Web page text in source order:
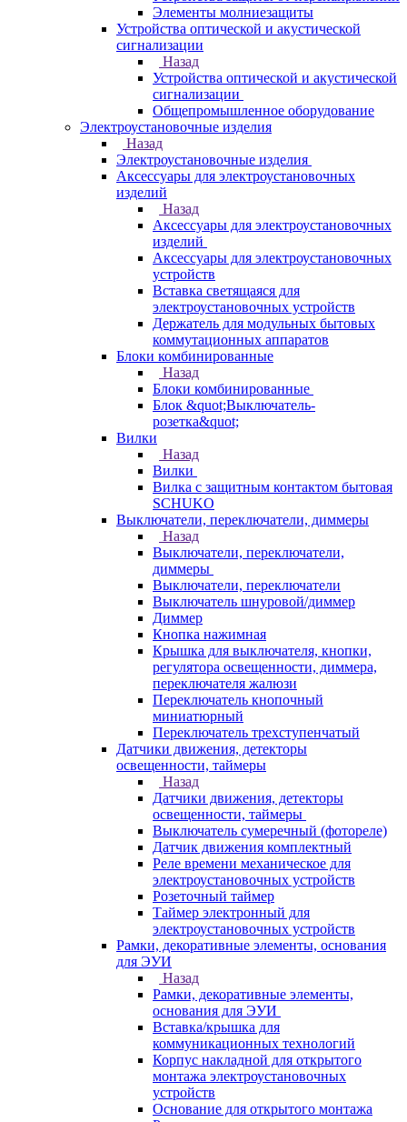
Элементы молниезащиты
Устройства оптической и акустической
сигнализации
Назад
Устройства оптической и акустической
сигнализации
Общепромышленное оборудование
Электроустановочные изделия
Назад
Электроустановочные изделия
Аксессуары для электроустановочных
изделий
Назад
Аксессуары для электроустановочных
изделий
Аксессуары для электроустановочных
устройств
Вставка светящаяся для
электроустановочных устройств
Держатель для модульных бытовых
коммутационных аппаратов
Блоки комбинированные
Назад
Блоки комбинированные
Блок &quot;Выключатель-
розетка&quot;
Вилки
Назад
Вилки
Вилка с защитным контактом бытовая
SCHUKO
Выключатели, переключатели, диммеры
Назад
Выключатели, переключатели,
диммеры
Выключатели, переключатели
Выключатель шнуровой/диммер
Диммер
Кнопка нажимная
Крышка для выключателя, кнопки,
регулятора освещенности, диммера,
переключателя жалюзи
Переключатель кнопочный
миниатюрный
Переключатель трехступенчатый
Датчики движения, детекторы
освещенности, таймеры
Назад
Датчики движения, детекторы
освещенности, таймеры
Выключатель сумеречный (фотореле)
Датчик движения комплектный
Реле времени механическое для
электроустановочных устройств
Розеточный таймер
Таймер электронный для
электроустановочных устройств
Рамки, декоративные элементы, основания
для ЭУИ
Назад
Рамки, декоративные элементы,
основания для ЭУИ
Вставка/крышка для
коммуникационных технологий
Корпус накладной для открытого
монтажа электроустановочных
устройств
Основание для открытого монтажа